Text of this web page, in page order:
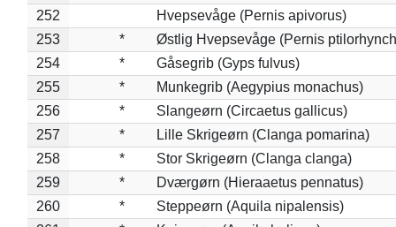
252
Hvepsevåge (Pernis apivorus)
253
*
Østlig Hvepsevåge (Pernis
254
*
Gåsegrib (Gyps fulvus)
255
*
Munkegrib (Aegypius monachus)
256
*
Slangeørn (Circaetus gallicus)
257
*
Lille Skrigeørn (Clanga pomarina)
258
*
Stor Skrigeørn (Clanga clanga)
259
*
Dværgørn (Hieraaetus pennatus)
260
*
Steppeørn (Aquila nipalensis)